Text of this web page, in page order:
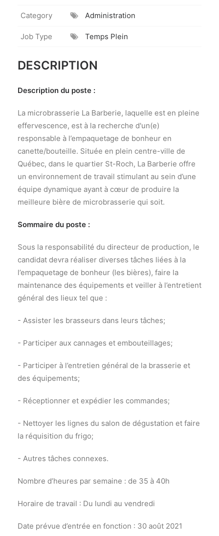
Category Administration
Job Type Temps Plein
DESCRIPTION
Description du poste :
La microbrasserie La Barberie, laquelle est en pleine
effervescence, est à la recherche d'un(e)
responsable à l’empaquetage de bonheur en
canette/bouteille. Située en plein centre-ville de
Québec, dans le quartier St-Roch, La Barberie offre
un environnement de travail stimulant au sein d’une
équipe dynamique ayant à cœur de produire la
meilleure bière de microbrasserie qui soit.
Sommaire du poste :
Sous la responsabilité du directeur de production, le
candidat devra réaliser diverses tâches liées à la
l’empaquetage de bonheur (les bières), faire la
maintenance des équipements et veiller à l’entretient
général des lieux tel que :
- Assister les brasseurs dans leurs tâches;
- Participer aux cannages et embouteillages;
- Participer à l’entretien général de la brasserie et
des équipements;
- Réceptionner et expédier les commandes;
- Nettoyer les lignes du salon de dégustation et faire
la réquisition du frigo;
- Autres tâches connexes.
Nombre d’heures par semaine : de 35 à 40h
Horaire de travail : Du lundi au vendredi
Date prévue d’entrée en fonction : 30 août 2021